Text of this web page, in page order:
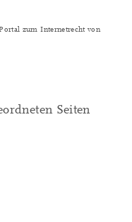
zum Internetrecht von
Seiten